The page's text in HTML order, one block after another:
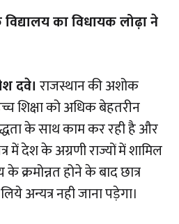
विद्यालय का विधायक लोढ़ा ने
दवे। राजस्थान की अशोक
शिक्षा को अधिक बेहतरीन
के साथ काम कर रही है और
में देश के अग्रणी राज्यों में शामिल
के क्रमोन्नत होने के बाद छात्र
अन्यत्र नही जाना पड़ेगा।